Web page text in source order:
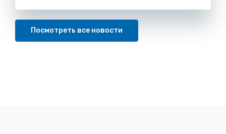
Посмотреть все новости